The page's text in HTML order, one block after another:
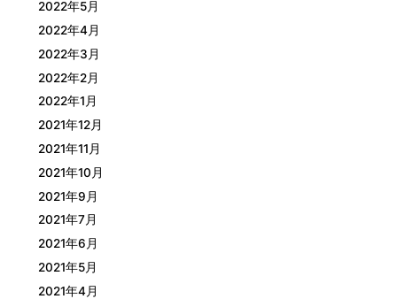
2022年5月
2022年4月
2022年3月
2022年2月
2022年1月
2021年12月
2021年11月
2021年10月
2021年9月
2021年7月
2021年6月
2021年5月
2021年4月